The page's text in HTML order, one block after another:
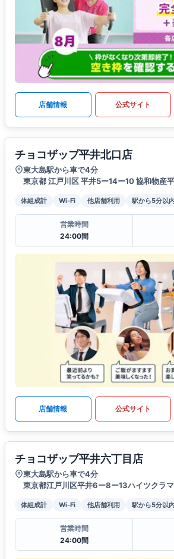
店舗情報 公式サイト
チョコザップ平井北口店
東大島駅から車で4分
東京都 江戸川区 平井5ー14ー10 協和物産
体組成計 Wi-Fi 他店舗利用 駅から5分以
営業時間
24:00間
店舗情報 公式サイト
チョコザップ平井六丁目店
東大島駅から車で4分
東京都江戸川区平井6ー8ー13ハイツクラ
体組成計 Wi-Fi 他店舗利用 駅から5分以
営業時間
24:00間